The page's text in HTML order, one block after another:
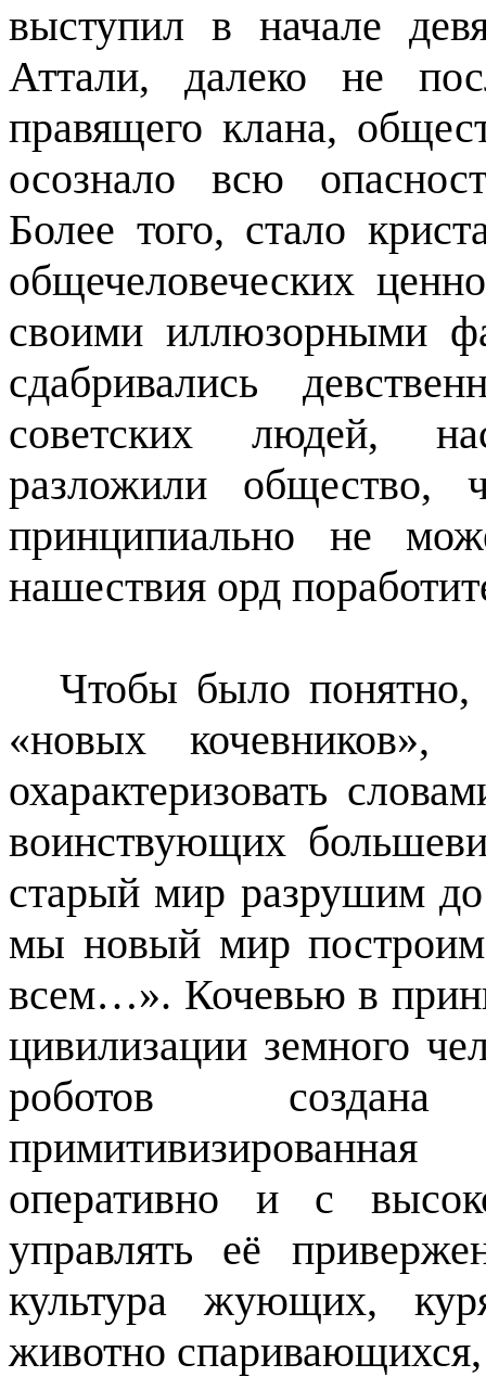
выступил в начале
Аттали, далеко не
правящего клана,
осознало всю
Более того, стало
общечеловеческих
своими иллюзорными
сдабривались
советских людей,
разложили
принципиально не
нашествия орд
Чтобы было
«новых кочевников»,
охарактеризовать
воинствующих
старый мир разрушим
мы новый мир
всем…». Кочевью в
цивилизации земного
роботов
оперативно и с
управлять её
культура жующих,
животно